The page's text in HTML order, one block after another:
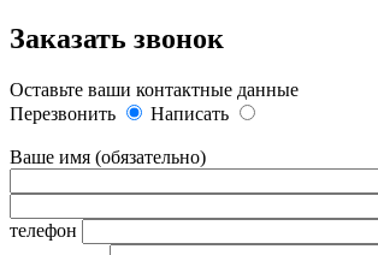
Заказать звонок
Оставьте ваши контактные данные
Перезвонить
Написать
Ваше имя (обязательно)
телефон